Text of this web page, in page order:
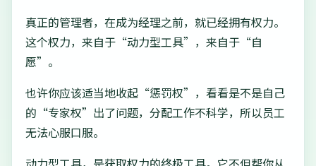
真正的管理者，在成为经理之前，就已经拥有权力。
这个权力，来自于“动力型工具”，来自于“自
愿”。
也许你应该适当地收起“惩罚权”，看看是不是自己
的“专家权”出了问题，分配工作不科学，所以员工
无法心服口服。